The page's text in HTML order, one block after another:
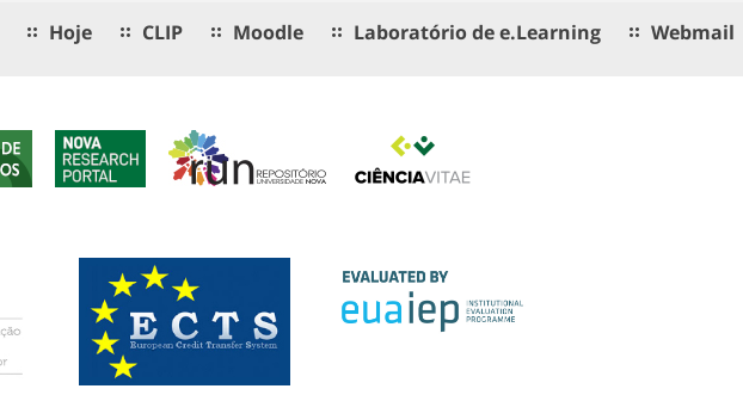
Hoje CLIP Moodle Laboratório de e.Learning Webmail